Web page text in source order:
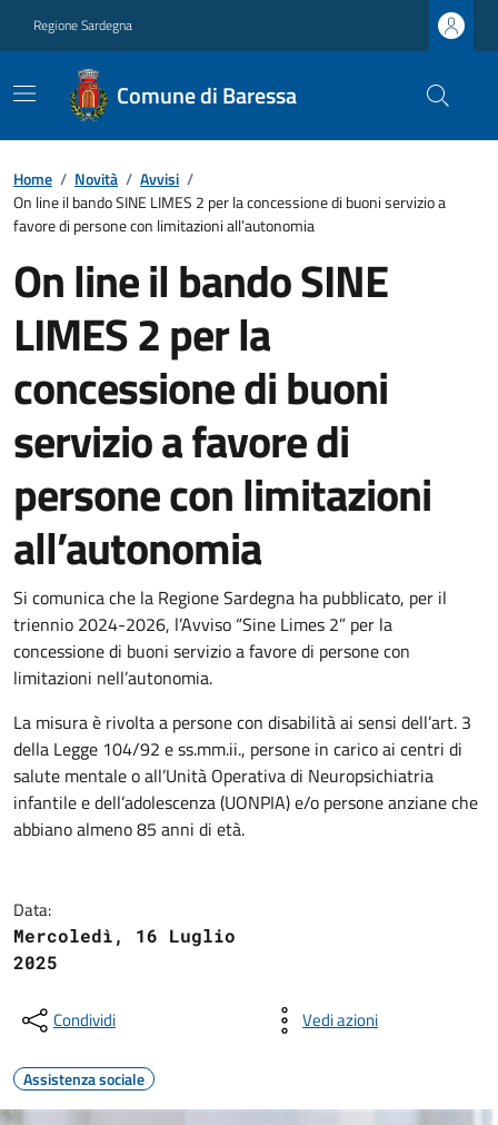
Regione Sardegna
Comune di Baressa
Home / Novità / Avvisi /
On line il bando SINE LIMES 2 per la concessione di buoni servizio a
favore di persone con limitazioni all’autonomia
On line il bando SINE
LIMES 2 per la
concessione di buoni
servizio a favore di
persone con limitazioni
all’autonomia
Si comunica che la Regione Sardegna ha pubblicato, per il
triennio 2024-2026, l’Avviso “Sine Limes 2” per la
concessione di buoni servizio a favore di persone con
limitazioni nell’autonomia.
La misura è rivolta a persone con disabilità ai sensi dell’art. 3
della Legge 104/92 e ss.mm.ii., persone in carico ai centri di
salute mentale o all’Unità Operativa di Neuropsichiatria
infantile e dell’adolescenza (UONPIA) e/o persone anziane che
abbiano almeno 85 anni di età.
Data:
Mercoledì, 16 Luglio
2025
Condividi Vedi azioni
Assistenza sociale